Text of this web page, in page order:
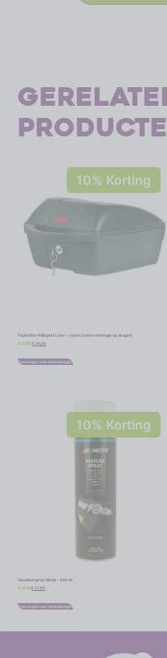
10% Korting
Topkoffer Polisport Luxe – zwart (vaste montage op drager)
€ 37,99 € 34,19
Toevoegen aan winkelwagen
10% Korting
Vaselinespray Motip – 500 ml
€ 18,91 € 17,02
Toevoegen aan winkelwagen